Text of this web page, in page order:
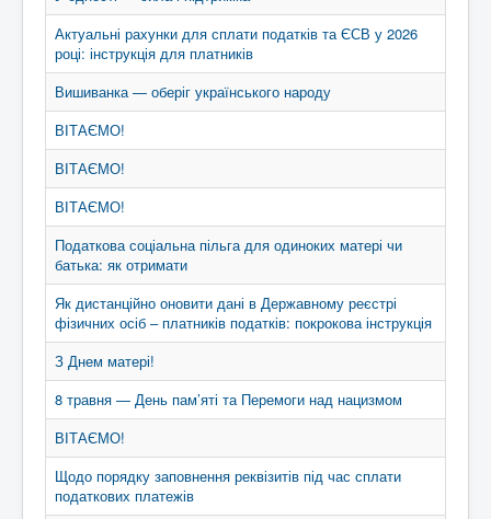
Актуальні рахунки для сплати податків та ЄСВ у 2026
році: інструкція для платників
Вишиванка — оберіг українського народу
ВІТАЄМО!
ВІТАЄМО!
ВІТАЄМО!
Податкова соціальна пільга для одиноких матері чи
батька: як отримати
Як дистанційно оновити дані в Державному реєстрі
фізичних осіб – платників податків: покрокова інструкція
З Днем матері!
8 травня — День пам’яті та Перемоги над нацизмом
ВІТАЄМО!
Щодо порядку заповнення реквізитів під час сплати
податкових платежів